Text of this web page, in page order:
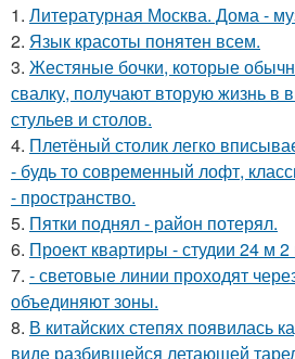
1. Литературная Москва. Дома -
2. Язык красоты понятен всем.
3. Жестяные бочки, которые
свалку, получают вторую жизнь в
стульев и столов.
4. Плетёный столик легко
- будь то современный лофт,
- пространство.
5. Пятки поднял - район потерял.
6. Проект квартиры - студии 24 м
7. - световые линии проходят
объединяют зоны.
8. В китайских степях появилась
виде разбившейся летающей